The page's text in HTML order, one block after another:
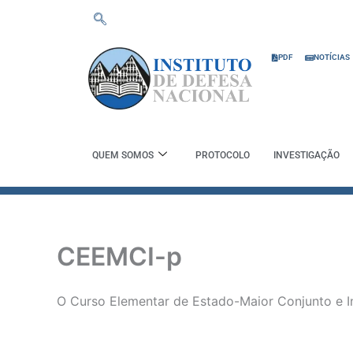
PDF NOTÍCIAS
QUEM SOMOS PROTOCOLO INVESTIGAÇÃO
CEEMCI-p
O Curso Elementar de Estado-Maior Conjunto e